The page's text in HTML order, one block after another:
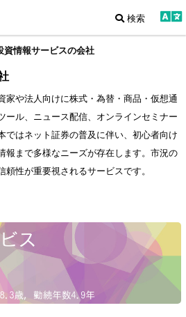
検索
資情報サービスの会社
家や法人向けに株式・為替・商品・仮想通
ール、ニュース配信、オンラインセミナー
ではネット証券の普及に伴い、初心者向け
報まで多様なニーズが存在します。市況の
性が重要視されるサービスです。